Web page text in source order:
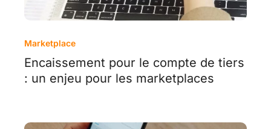
Encaissement pour le compte de tiers
: un enjeu pour les marketplaces
Marketplace